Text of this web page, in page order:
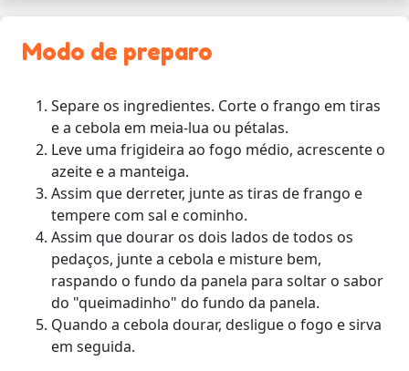
Modo de preparo
Separe os ingredientes. Corte o frango em tiras
e a cebola em meia-lua ou pétalas.
Leve uma frigideira ao fogo médio, acrescente o
azeite e a manteiga.
Assim que derreter, junte as tiras de frango e
tempere com sal e cominho.
Assim que dourar os dois lados de todos os
pedaços, junte a cebola e misture bem,
raspando o fundo da panela para soltar o sabor
do "queimadinho" do fundo da panela.
Quando a cebola dourar, desligue o fogo e sirva
em seguida.